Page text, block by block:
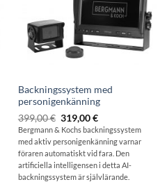
Backningssystem med
personigenkänning
399,00€ Ursprungligt
pris:
399,00
€
319,00€Aktuellt
pris
är:
319,00
€.
Bergmann & Kochs backningssystem
med aktiv personigenkänning varnar
föraren automatiskt vid fara. Den
artificiella intelligensen i detta AI-
backningssystem är självlärande.